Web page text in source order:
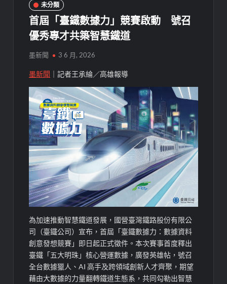
未分類
首屆「臺鐵數據力」競賽啟動 號召
優秀專才共築智慧鐵道
墨新聞 3 6 月, 2026
墨新聞 ｜記者王承綸／高雄報導
為加速推動智慧鐵道發展，國營臺灣鐵路股份有限公
司（臺鐵公司）宣布，首屆「臺鐵數據力：數據資料
創意發想競賽」即日起正式徵件。本次賽事首度釋出
臺鐵「五大明珠」核心營運數據，廣發英雄帖，號召
全台數據獵人、AI 高手及跨領域創新人才齊聚，期望
藉由大數據的力量翻轉鐵道生態系，共同勾勒出智慧